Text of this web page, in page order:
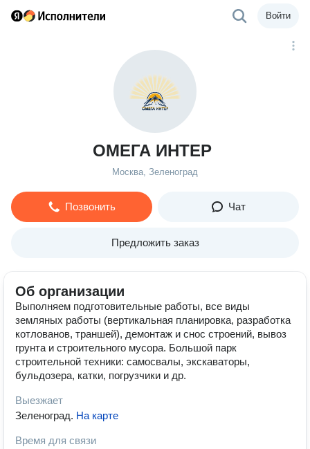
Войти
ОМЕГА ИНТЕР
Москва, Зеленоград
Позвонить Чат
Предложить заказ
Об организации
Выполняем подготовительные работы, все виды
земляных работы (вертикальная планировка, разработка
котлованов, траншей), демонтаж и снос строений, вывоз
грунта и строительного мусора. Большой парк
строительной техники: самосвалы, экскаваторы,
бульдозера, катки, погрузчики и др.
Выезжает
Зеленоград. На карте
Время для связи